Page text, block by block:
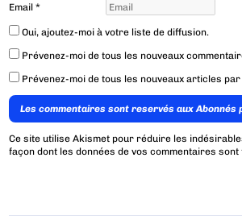
Email*
Oui, ajoutez-moi à votre liste de diffusion.
Prévenez-moi de tous les nouveaux
Prévenez-moi de tous les nouveaux articles par
Les commentaires sont reservés aux Abonnés
Ce site utilise Akismet pour réduire les
façon dont les données de vos commentaires